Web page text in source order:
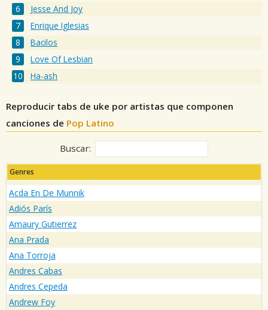
Jesse And Joy
Enrique Iglesias
Bacilos
Love Of Lesbian
Ha-ash
Reproducir tabs de uke por artistas que componen
canciones de Pop Latino
Buscar:
Genres
Acda En De Munnik
Adiós París
Amaury Gutierrez
Ana Prada
Ana Torroja
Andres Cabas
Andres Cepeda
Andrew Foy